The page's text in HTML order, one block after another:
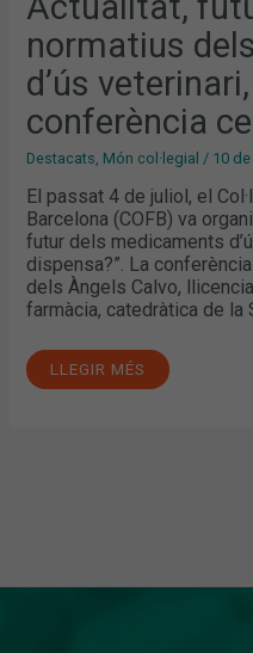
normatius
d’ús
conferència
Destacats, Món col·legial / 10
El passat 4 de juliol, el
Barcelona (COFB) va
futur dels medicaments
dispensa?”. La
dels Àngels Calvo,
farmàcia, catedràtica de la
LLEGIR MÉS